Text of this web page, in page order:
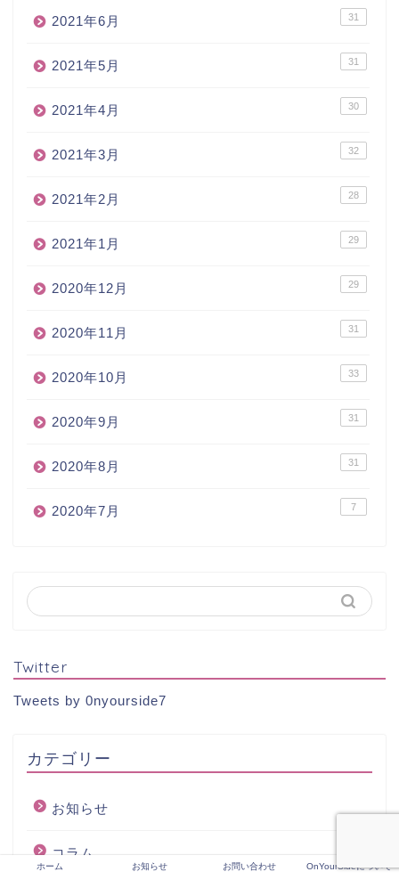
2021年6月 31
2021年5月 31
2021年4月 30
2021年3月 32
2021年2月 28
2021年1月 29
2020年12月 29
2020年11月 31
2020年10月 33
2020年9月 31
2020年8月 31
2020年7月 7
Twitter
Tweets by 0nyourside7
カテゴリー
お知らせ
コラム
ホーム お知らせ お問い合わせ OnYourSideについて